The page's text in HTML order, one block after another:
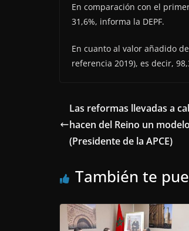
En comparación con el
31,6%, informa la DEPF.
En cuanto al valor añadido
referencia 2019), es decir,
Las reformas llevadas a
hacen del Reino un
(Presidente de la APCE)
También te